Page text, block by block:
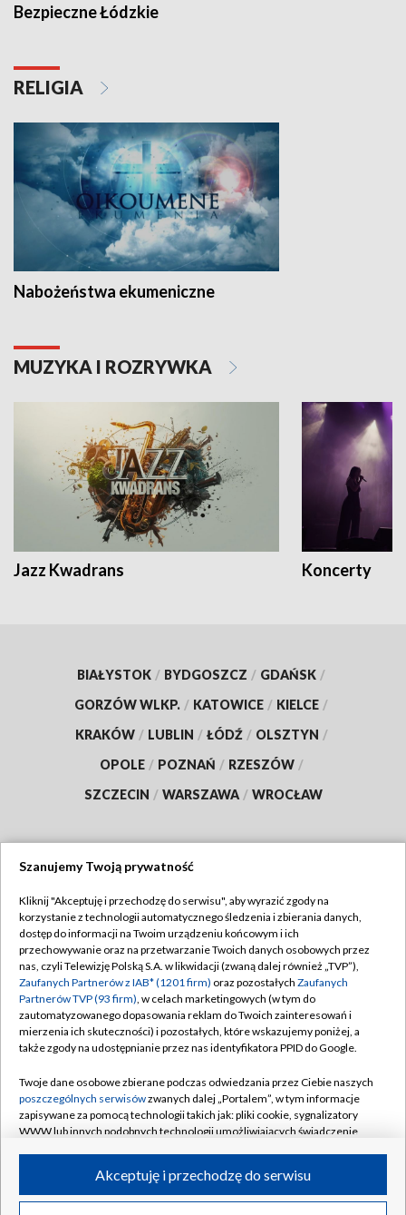
Bezpieczne Łódzkie
RELIGIA
Nabożeństwa ekumeniczne
MUZYKA I ROZRYWKA
Jazz Kwadrans Koncerty
BIAŁYSTOK / BYDGOSZCZ / GDAŃSK /
GORZÓW WLKP. / KATOWICE / KIELCE /
KRAKÓW / LUBLIN / ŁÓDŹ / OLSZTYN /
OPOLE / POZNAŃ / RZESZÓW /
SZCZECIN / WARSZAWA / WROCŁAW
TVP
Abonament TVP
Emisja w TVP
Centrum informacji TVP
Naziemna Telewizja Cyfrowa
Rada Programowa
System NOS
Informacje o nadawcy
Program dla prasy
Regulamin TVP
Polityka prywatności
Moje zgody
Pomoc
Kontakt
Kanały
©2026 Telewizja Polska S.A. w likwidacji
Szanujemy Twoją prywatność
Kliknij "Akceptuję i przechodzę do serwisu", aby wyrazić zgody na
korzystanie z technologii automatycznego śledzenia i zbierania danych,
dostęp do informacji na Twoim urządzeniu końcowym i ich
przechowywanie oraz na przetwarzanie Twoich danych osobowych przez
nas, czyli Telewizję Polską S.A. w likwidacji (zwaną dalej również „TVP”),
Zaufanych Partnerów z IAB* (1201 firm) oraz pozostałych Zaufanych
Partnerów TVP (93 firm), w celach marketingowych (w tym do
zautomatyzowanego dopasowania reklam do Twoich zainteresowań i
mierzenia ich skuteczności) i pozostałych, które wskazujemy poniżej, a
także zgody na udostępnianie przez nas identyfikatora PPID do Google.
Twoje dane osobowe zbierane podczas odwiedzania przez Ciebie naszych
poszczególnych serwisówzwanych dalej „Portalem”, w tym informacje
zapisywane za pomocą technologii takich jak: pliki cookie, sygnalizatory
WWW lub innych podobnych technologii umożliwiających świadczenie
ruchu w Internecie.Akceptuję i przechodzę do serwisu